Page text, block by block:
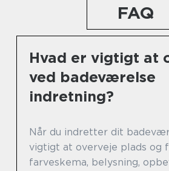
FAQ
Hvad er vigtigt at
ved badeværelse
indretning?
Når du indretter dit
vigtigt at overveje plads og
farveskema, belysning,